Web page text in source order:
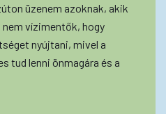
üzenem azoknak, akik
vízimentők, hogy
nyújtani, mivel a
tud lenni önmagára és a